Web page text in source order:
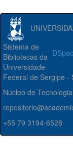
Sistema de
Bibliotecas da
Universidade
Federal de Sergipe -
Núcleo de
+55 79 3194-6528